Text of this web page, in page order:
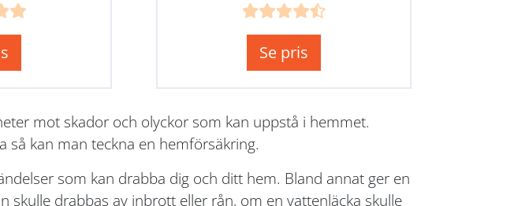
Se pris
mot skador och olyckor som kan uppstå i hemmet.
så kan man teckna en hemförsäkring.
som kan drabba dig och ditt hem. Bland annat ger en
drabbas av inbrott eller rån, om en vattenläcka skulle